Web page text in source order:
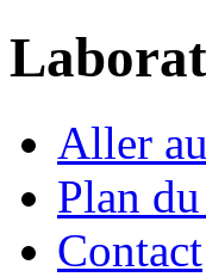
Aller
Plan
Contact